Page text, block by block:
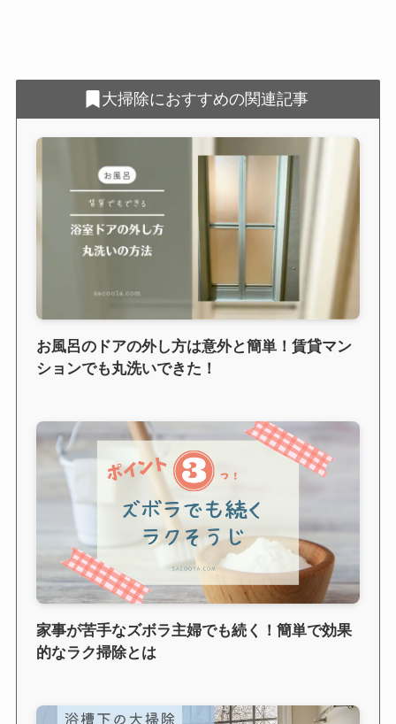
大掃除におすすめの関連記事
お風呂のドアの外し方は意外と簡単！賃貸マン
ションでも丸洗いできた！
家事が苦手なズボラ主婦でも続く！簡単で効果
的なラク掃除とは